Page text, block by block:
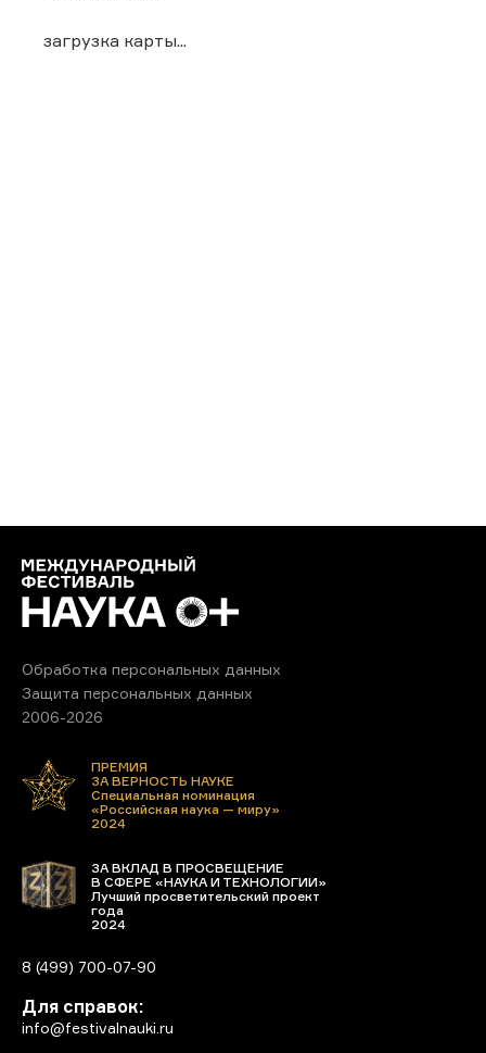
загрузка карты...
Обработка персональных данных
Защита персональных данных
2006-2026
ПРЕМИЯ
ЗА ВЕРНОСТЬ НАУКЕ
Специальная номинация
«Российская наука — миру»
2024
ЗА ВКЛАД В ПРОСВЕЩЕНИЕ
В СФЕРЕ «НАУКА И ТЕХНОЛОГИИ»
Лучший просветительский проект
года
2024
8 (499) 700-07-90
Для справок:
info@festivalnauki.ru